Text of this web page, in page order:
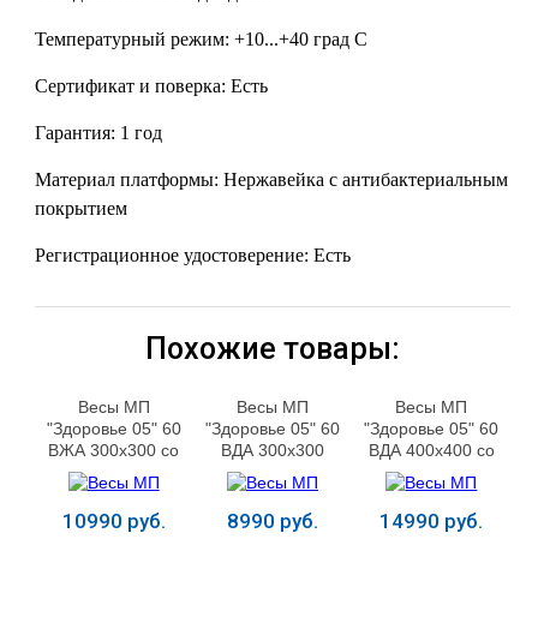
Температурный режим: +10...+40 град С
Сертификат и поверка: Есть
Гарантия: 1 год
Материал платформы: Нержавейка с антибактериальным
покрытием
Регистрационное удостоверение: Есть
Похожие товары:
Весы МП
"Здоровье 05" 60
ВЖА 300х300 со
стойкой
10990 руб.
Весы МП
"Здоровье 05" 60
ВДА 300х300
8990 руб.
Весы МП
"Здоровье 05" 60
ВДА 400х400 со
стойкой
14990 руб.